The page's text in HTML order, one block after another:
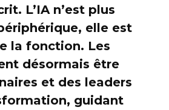
L’IA n’est plus
elle est
la fonction. Les
désormais être
et des leaders
guidant